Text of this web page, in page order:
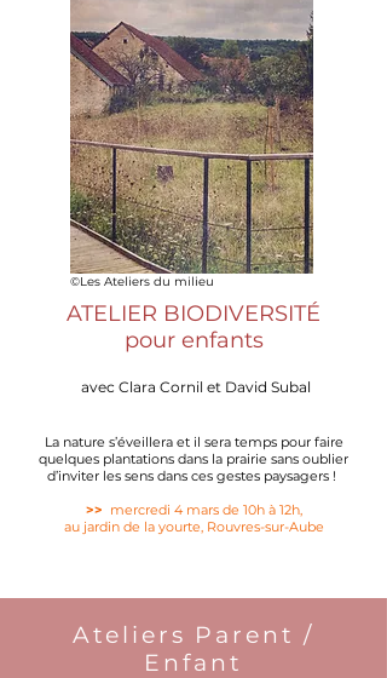
©Les Ateliers du milieu
ATELIER BIODIVERSITÉ
pour enfants
avec Clara Cornil et David Subal
La nature s’éveillera et il sera temps pour faire
quelques plantations dans la prairie sans oublier
d’inviter les sens dans ces gestes paysagers !
>> mercredi 4 mars de 10h à 12h,
au jardin de la yourte, Rouvres-sur-Aube
Ateliers Parent /
Enfant